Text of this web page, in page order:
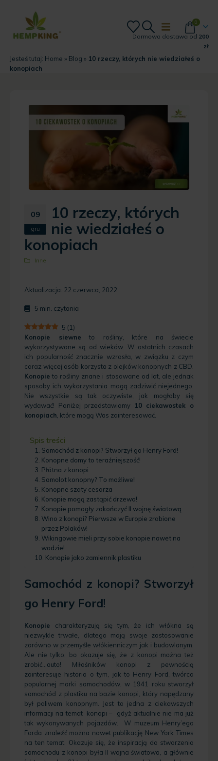
0
Darmowa dostawa od 200
zł
Jesteś tutaj: Home » Blog » 10 rzeczy, których nie wiedziałeś o
konopiach
09
gru
10 rzeczy, których
nie wiedziałeś o
konopiach
Inne
Aktualizacja: 22 czerwca, 2022
5 min. czytania
5 (1 )
Konopie siewne to rośliny, które na świecie
wykorzystywane są od wieków. W ostatnich czasach
ich popularność znacznie wzrosła, w związku z czym
coraz więcej osób korzysta z olejków konopnych z CBD.
Konopie to rośliny znane i stosowane od lat, ale jednak
sposoby ich wykorzystania mogą zadziwić niejednego.
Nie wszystkie są tak oczywiste, jak mogłoby się
wydawać! Poniżej przedstawiamy
10 ciekawostek o
konopiach , które mogą Was zainteresować.
Spis treści
Samochód z konopi? Stworzył go Henry Ford!
Konopne domy to teraźniejszość!
Płótna z konopi
Samolot konopny? To możliwe!
Konopne szaty cesarza
Konopie mogą zastąpić drzewa!
Konopie pomogły zakończyć II wojnę światową
Wino z konopi? Pierwsze w Europie zrobione
przez Polaków!
Wikingowie mieli przy sobie konopie nawet na
wodzie!
Konopie jako zamiennik plastiku
Samochód z konopi? Stworzył
go Henry Ford!
Konopie charakteryzują się tym, że ich włókna są
niezwykle trwałe, dlatego mają swoje zastosowanie
zarówno w przemyśle włókienniczym jak i budowlanym.
Ale nie tylko, bo okazuje się, że z konopi można też
zrobić…auto! Miłośników konopi z pewnością
zainteresuje historia o tym, jak to Henry Ford, twórca
popularnej marki samochodów, w 1941 roku stworzył
samochód z plastiku na bazie konopi, który napędzany
był paliwem konopnym. Jest to jedna z ciekawszych
informacji na temat konopi – gdyż aktualnie nie ma już
tak wykonywanych pojazdów. W muzeum Henry’ego
Forda znaleźć można nawet publikację New York Times
na ten temat. Okazuje się, że inspiracją do stworzenia
samochodu z konopi była II wojna światowa, a głównie